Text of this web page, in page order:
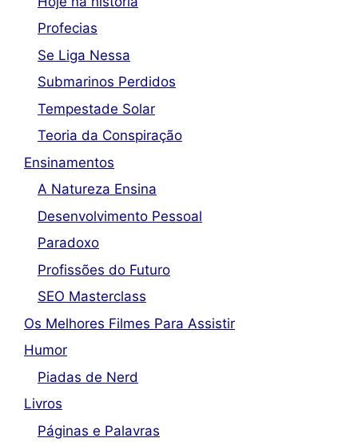
Profecias
Se Liga Nessa
Submarinos Perdidos
Tempestade Solar
Teoria da Conspiração
Ensinamentos
A Natureza Ensina
Desenvolvimento Pessoal
Paradoxo
Profissões do Futuro
SEO Masterclass
Os Melhores Filmes Para Assistir
Humor
Piadas de Nerd
Livros
Páginas e Palavras